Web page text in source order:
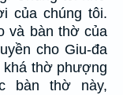
của chúng tôi.
và bàn thờ của
cho Giu-đa
khá thờ phượng
bàn thờ này,